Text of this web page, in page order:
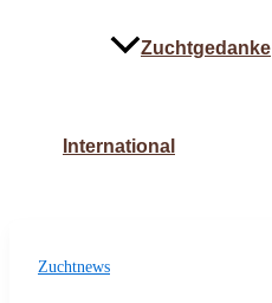
Zuchtgedanke
International
Zuchtnews